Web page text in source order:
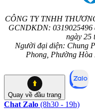
CÔNG TY TNHH
GCNDKDN: 0319025496
ngày 25
Người đại diện: Chung
Phong, Phường
Quay về đầu trang
Chat Zalo (8h30 - 19h)